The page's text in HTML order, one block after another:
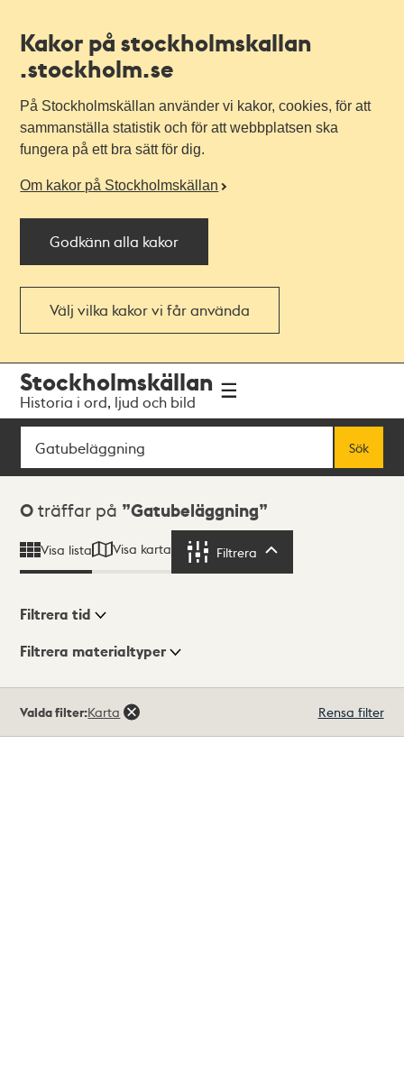
Kakor på stockholmskallan
.stockholm.se
På Stockholmskällan använder vi kakor, cookies, för att
sammanställa statistik och för att webbplatsen ska
fungera på ett bra sätt för dig.
Om kakor på Stockholmskällan
Godkänn alla kakor
Välj vilka kakor vi får använda
navigationen
huvudinnehållet
Stockholmskällan
Historia i ord, ljud och bild
Sök
Sök
Sökresultat
0 träffar på Gatubeläggning
Visa lista Visa karta Filtrera
Visningsläge
Filtrera tid
Filtrera materialtyper
träffar
Valda filter:Karta Rensa filter